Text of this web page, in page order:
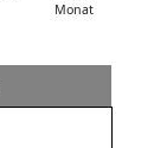
Monat